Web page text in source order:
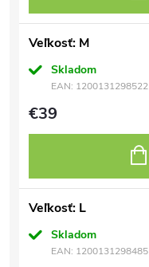
Veľkosť: M
Skladom
EAN: 1200131298522
€39
Veľkosť: L
Skladom
EAN: 1200131298485